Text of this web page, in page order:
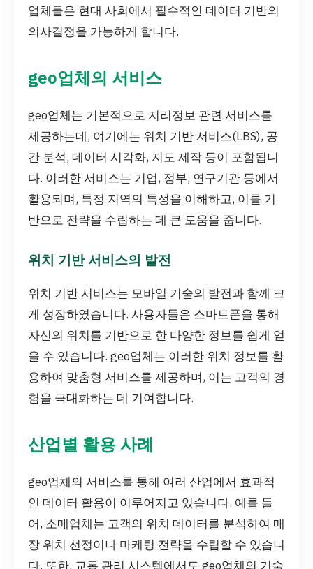
업체들은 현대 사회에서 필수적인 데이터 기반의
의사결정을 가능하게 합니다.
geo업체의 서비스
geo업체는 기본적으로 지리정보 관련 서비스를
제공하는데, 여기에는 위치 기반 서비스(LBS), 공
간 분석, 데이터 시각화, 지도 제작 등이 포함됩니
다. 이러한 서비스는 기업, 정부, 연구기관 등에서
활용되며, 특정 지역의 특성을 이해하고, 이를 기
반으로 전략을 수립하는 데 큰 도움을 줍니다.
위치 기반 서비스의 발전
위치 기반 서비스는 모바일 기술의 발전과 함께 크
게 성장하였습니다. 사용자들은 스마트폰을 통해
자신의 위치를 기반으로 한 다양한 정보를 쉽게 얻
을 수 있습니다. geo업체는 이러한 위치 정보를 활
용하여 맞춤형 서비스를 제공하며, 이는 고객의 경
험을 극대화하는 데 기여합니다.
산업별 활용 사례
geo업체의 서비스를 통해 여러 산업에서 효과적
인 데이터 활용이 이루어지고 있습니다. 예를 들
어, 소매업체는 고객의 위치 데이터를 분석하여 매
장 위치 선정이나 마케팅 전략을 수립할 수 있습니
다. 또한, 교통 관리 시스템에서도 geo업체의 기술